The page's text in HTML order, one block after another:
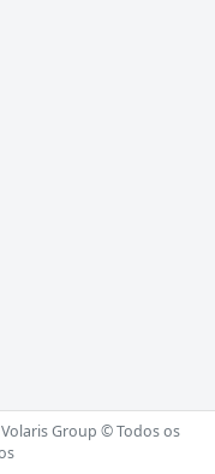
Volaris Group © Todos os